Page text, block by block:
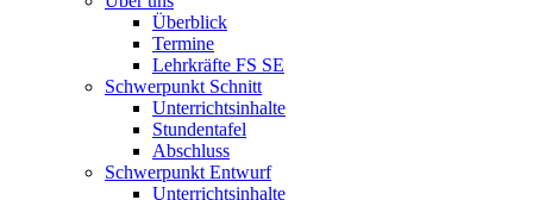
Überblick
Termine
Lehrkräfte FS SE
Schwerpunkt Schnitt
Unterrichtsinhalte
Stundentafel
Abschluss
Schwerpunkt Entwurf
Unterrichtsinhalte